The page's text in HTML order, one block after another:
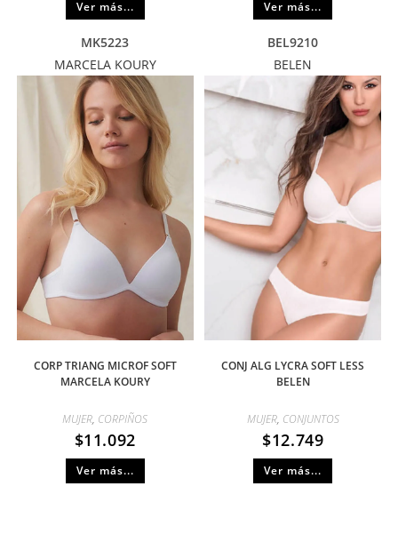
Ver más... Ver más...
MK5223
MARCELA KOURY
CORP TRIANG MICROF SOFT
MARCELA KOURY
MUJER, CORPIÑOS
$11.092
Ver más...
BEL9210
BELEN
CONJ ALG LYCRA SOFT LESS
BELEN
MUJER, CONJUNTOS
$12.749
Ver más...